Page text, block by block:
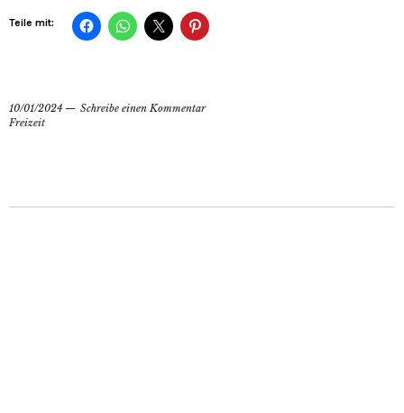
Teile mit:
10/01/2024
Schreibe einen Kommentar
Freizeit